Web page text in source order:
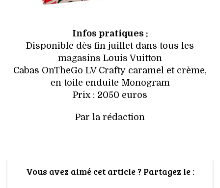
Infos pratiques :
Disponible dès fin juillet dans tous les
magasins Louis Vuitton
Cabas OnTheGo LV Crafty caramel et crème,
en toile enduite Monogram
Prix : 2050 euros
Par la rédaction
Vous avez aimé cet article ? Partagez le :